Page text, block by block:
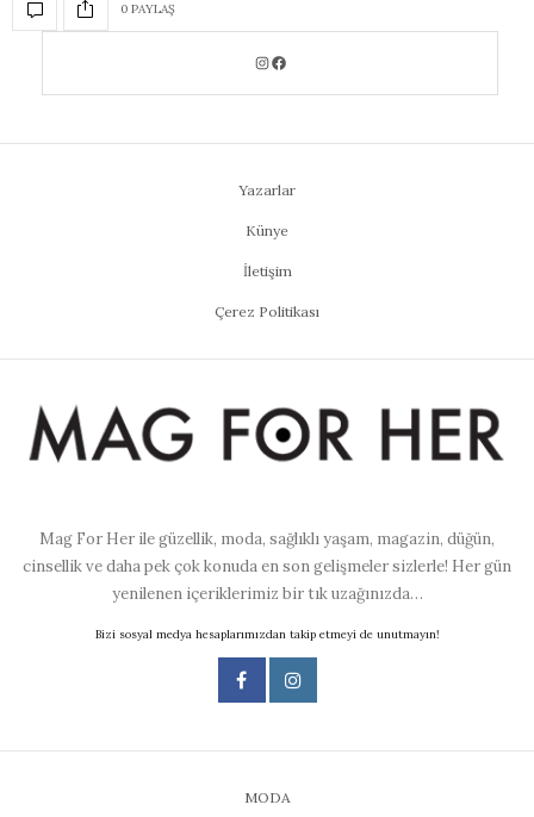
0 PAYLAŞ
Yazarlar
Künye
İletişim
Çerez Politikası
Mag For Her ile güzellik, moda, sağlıklı yaşam, magazin, düğün,
cinsellik ve daha pek çok konuda en son gelişmeler sizlerle! Her gün
yenilenen içeriklerimiz bir tık uzağınızda…
Bizi sosyal medya hesaplarımızdan takip etmeyi de unutmayın!
MODA